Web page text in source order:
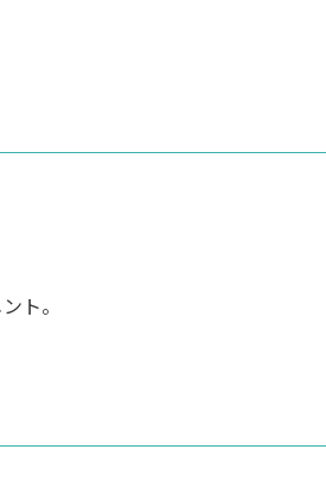
ト。